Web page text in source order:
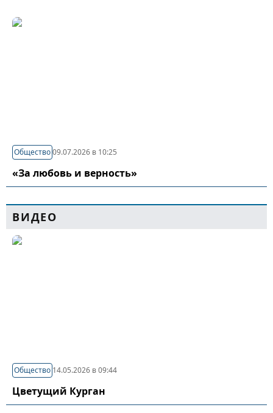
Общество09.07.2026 в 10:25
«За любовь и верность»
ВИДЕО
Общество 14.05.2026 в 09:44
Цветущий Курган